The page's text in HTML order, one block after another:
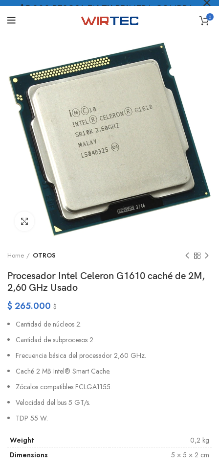
0
Click to enlarge
Home OTROS
Procesador Intel Celeron G1610 caché de 2M,
2,60 GHz Usado
$265.000 $
Cantidad de núcleos 2.
Cantidad de subprocesos 2.
Frecuencia básica del procesador 2,60 GHz.
Caché 2 MB Intel® Smart Cache.
Zócalos compatibles FCLGA1155.
Velocidad del bus 5 GT/s.
TDP 55 W.
Weight
0,2 kg
Dimensions
5 × 5 × 2 cm
$5.000 PESOS* EN TU PRIMERA COMPRA